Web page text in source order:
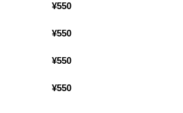
¥550
¥550
¥550
¥550